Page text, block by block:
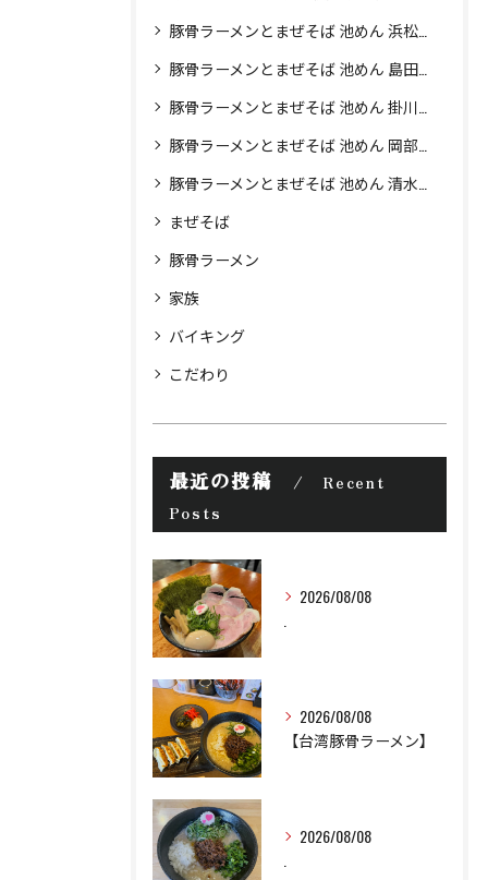
豚骨ラーメンとまぜそば 池めん 浜松店
豚骨ラーメンとまぜそば 池めん 島田店
豚骨ラーメンとまぜそば 池めん 掛川店
豚骨ラーメンとまぜそば 池めん 岡部店
豚骨ラーメンとまぜそば 池めん 清水町店
まぜそば
豚骨ラーメン
家族
バイキング
こだわり
最近の投稿
Recent
Posts
2026/08/08
2026/08/08
【台湾豚骨ラーメン】
2026/08/08